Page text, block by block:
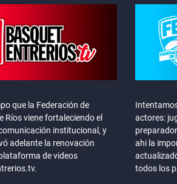
que la Federación de
Ríos viene fortaleciendo el
institucional, y
adelante la renovación
de videos
actores:
ahi la
todos los